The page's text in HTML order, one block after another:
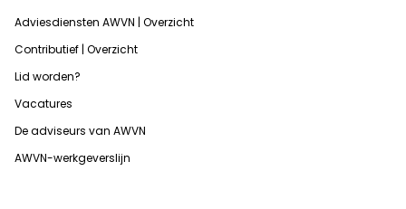
Adviesdiensten AWVN | Overzicht
Contributief | Overzicht
Lid worden?
Vacatures
De adviseurs van AWVN
AWVN-werkgeverslijn